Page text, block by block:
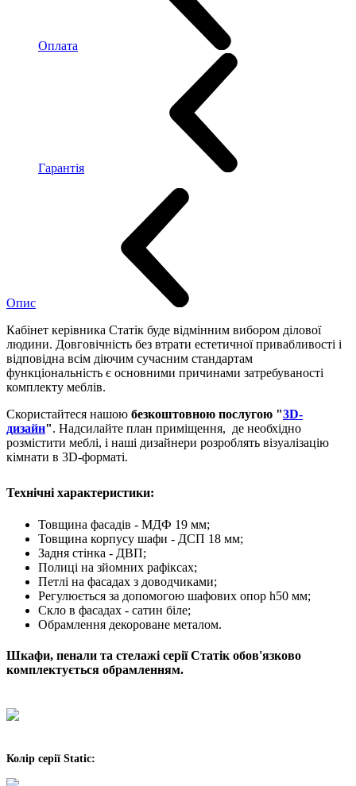
Оплата
Гарантія
Опис
Кабінет керівника Статік буде відмінним вибором ділової
людини. Довговічність без втрати естетичної привабливості і
відповідна всім діючим сучасним стандартам
функціональність є основними причинами затребуваності
комплекту меблів.
Скористайтеся нашою безкоштовною послугою "3D-
дизайн". Надсилайте план приміщення, де необхідно
розмістити меблі, і наші дизайнери розроблять візуалізацію
кімнати в 3D-форматі.
Технічні характеристики:
Товщина фасадів - МДФ 19 мм;
Товщина корпусу шафи - ДСП 18 мм;
Задня стінка - ДВП;
Полиці на зйомних рафіксах;
Петлі на фасадах з доводчиками;
Регулюється за допомогою шафових опор h50 мм;
Скло в фасадах - сатин біле;
Обрамлення декороване металом.
Шкафи, пенали та стелажі серії Статік обов'язково
комплектується обрамленням.
Колір серії Static: